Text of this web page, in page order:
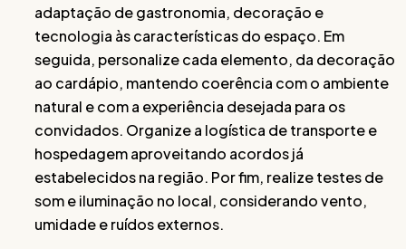
adaptação de gastronomia, decoração e
tecnologia às características do espaço. Em
seguida, personalize cada elemento, da decoração
ao cardápio, mantendo coerência com o ambiente
natural e com a experiência desejada para os
convidados. Organize a logística de transporte e
hospedagem aproveitando acordos já
estabelecidos na região. Por fim, realize testes de
som e iluminação no local, considerando vento,
umidade e ruídos externos.